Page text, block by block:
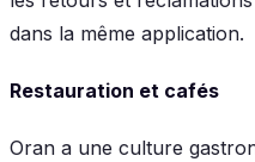
dans la même application.
Restauration et cafés
Oran a une culture